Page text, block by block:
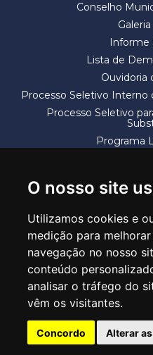
O nosso site
Utilizamos cookies e
medição para
navegação no nosso
conteúdo
analisar o tráfego do
vêm os visitantes.
Concordo Alterar
Conselho
Informe
Lista de
Ouvidoria
Processo Seletivo
Processo Seletivo
Programa
Rua Claudino Barbosa, 313 -
Central de